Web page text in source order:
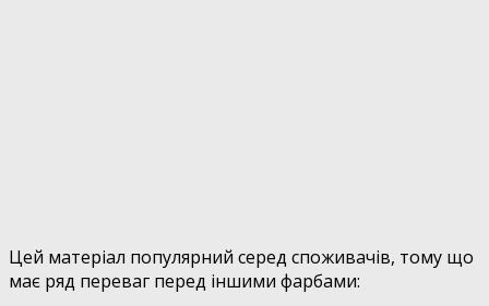
Цей матеріал популярний серед споживачів, тому що
має ряд переваг перед іншими фарбами: